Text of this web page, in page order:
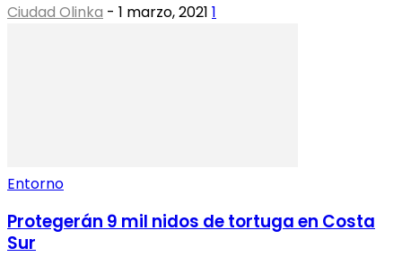
Ciudad Olinka - 1 marzo, 2021 1
Entorno
Protegerán 9 mil nidos de tortuga en Costa
Sur